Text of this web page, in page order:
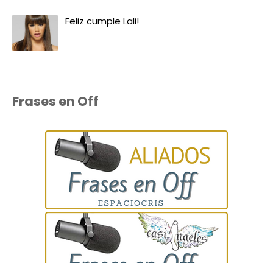
Feliz cumple Lali!
Frases en Off